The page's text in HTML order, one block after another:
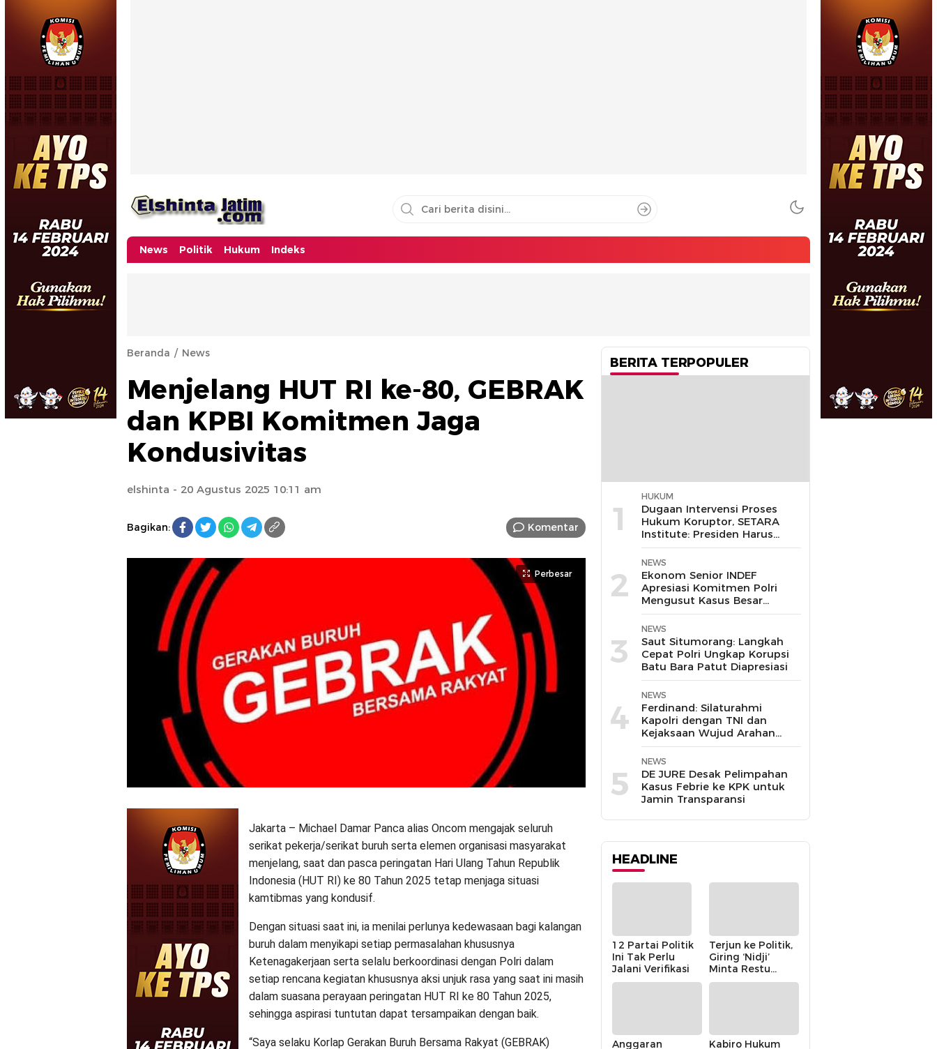
News Politik Hukum Indeks
Beranda News
Menjelang HUT RI ke-80, GEBRAK
dan KPBI Komitmen Jaga
Kondusivitas
elshinta - 20 Agustus 2025 10:11 am
Bagikan: Komentar
Perbesar
Jakarta – Michael Damar Panca alias Oncom mengajak seluruh
serikat pekerja/serikat buruh serta elemen organisasi masyarakat
menjelang, saat dan pasca peringatan Hari Ulang Tahun Republik
Indonesia (HUT RI) ke 80 Tahun 2025 tetap menjaga situasi
kamtibmas yang kondusif.
Dengan situasi saat ini, ia menilai perlunya kedewasaan bagi kalangan
buruh dalam menyikapi setiap permasalahan khususnya
Ketenagakerjaan serta selalu berkoordinasi dengan Polri dalam
setiap rencana kegiatan khususnya aksi unjuk rasa yang saat ini masih
dalam suasana perayaan peringatan HUT RI ke 80 Tahun 2025,
sehingga aspirasi tuntutan dapat tersampaikan dengan baik.
“Saya selaku Korlap Gerakan Buruh Bersama Rakyat (GEBRAK)
BERITA TERPOPULER
1
HUKUM
Dugaan Intervensi Proses
Hukum Koruptor, SETARA
Institute: Presiden Harus
Pastikan TNI Tak
Disalahgunakan
2
NEWS
Ekonom Senior INDEF
Apresiasi Komitmen Polri
Mengusut Kasus Besar
hingga Tuntas
3
NEWS
Saut Situmorang: Langkah
Cepat Polri Ungkap Korupsi
Batu Bara Patut Diapresiasi
4
NEWS
Ferdinand: Silaturahmi
Kapolri dengan TNI dan
Kejaksaan Wujud Arahan
Presiden Prabowo
5
NEWS
DE JURE Desak Pelimpahan
Kasus Febrie ke KPK untuk
Jamin Transparansi
HEADLINE
12 Partai Politik
Ini Tak Perlu
Jalani Verifikasi
Terjun ke Politik,
Giring ‘Nidji’
Minta Restu
Keluarga
Anggaran
Kabiro Hukum